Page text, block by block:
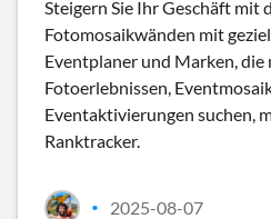
Steigern Sie Ihr Geschäft mit
Fotomosaikwänden mit
Eventplaner und Marken,
Fotoerlebnissen,
Eventaktivierungen suchen,
Ranktracker.
• 2025-08-07